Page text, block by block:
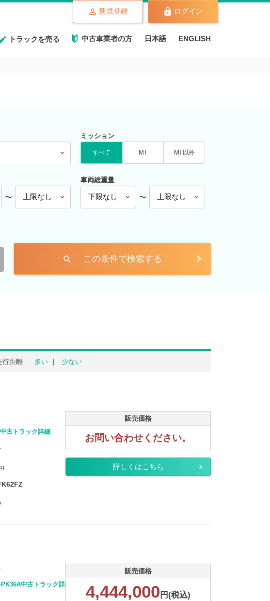
トラックを売る 中古車業者の方 日本語 ENGLISH
新規登録 ログイン
ミッション
すべて MT MT以外
〜
車両総重量
〜
search この条件で検索する
行距離 多い 少ない
古トラック詳細
販売価格
お問い合わせください。
詳しくはこちら
中古トラック詳細
販売価格
4,444,000 円(税込)